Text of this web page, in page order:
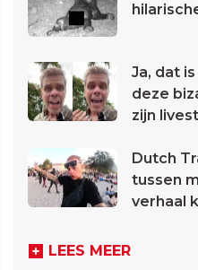
Ja, dat
deze
zijn
Dutch
tussen
verhaal
LEES MEER